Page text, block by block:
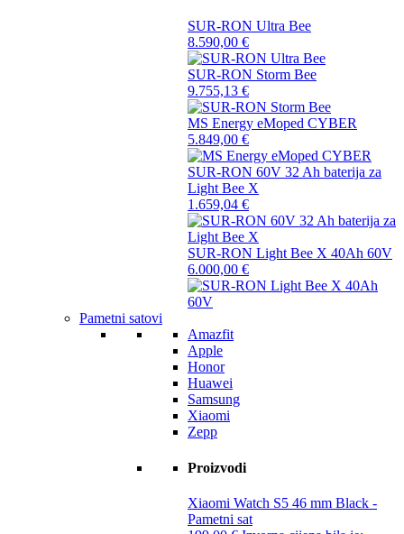
SUR-RON Ultra Bee
8.590,00 €
SUR-RON Storm Bee
9.755,13 €
MS Energy eMoped CYBER
5.849,00 €
SUR-RON 60V 32 Ah baterija za
Light Bee X
1.659,04 €
SUR-RON Light Bee X 40Ah 60V
6.000,00 €
Pametni satovi
Amazfit
Apple
Honor
Huawei
Samsung
Xiaomi
Zepp
Proizvodi
Xiaomi Watch S5 46 mm Black -
Pametni sat